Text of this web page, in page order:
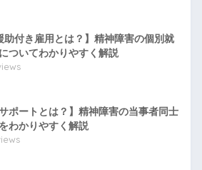
助付き雇用とは？】精神障害の個別就
ついてわかりやすく解説
サポートとは？】精神障害の当事者同士
わかりやすく解説